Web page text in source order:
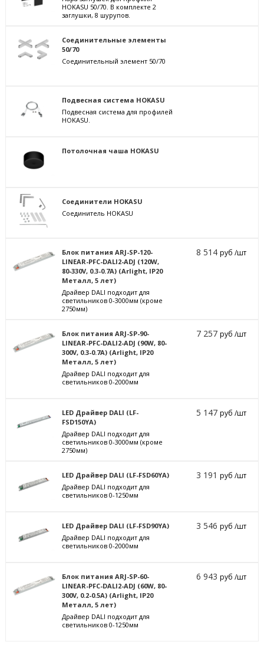
HOKASU 50/70. В комплекте 2
заглушки, 8 шурупов.
Соединительные элементы
50/70
Соединительный элемент 50/70
Подвесная система HOKASU
Подвесная система для профилей
HOKASU.
Потолочная чаша HOKASU
Соединители HOKASU
Соединитель HOKASU
Блок питания ARJ-SP-120-
LINEAR-PFC-DALI2-ADJ (120W,
80-330V, 0.3-0.7A) (Arlight, IP20
Металл, 5 лет)
Драйвер DALI подходит для
светильников 0-3000мм (кроме
2750мм)
8 514руб /шт
Блок питания ARJ-SP-90-
LINEAR-PFC-DALI2-ADJ (90W, 80-
300V, 0.3-0.7A) (Arlight, IP20
Металл, 5 лет)
Драйвер DALI подходит для
светильников 0-2000мм
7 257руб /шт
LED Драйвер DALI (LF-
FSD150YA)
Драйвер DALI подходит для
светильников 0-3000мм (кроме
2750мм)
5 147руб /шт
LED Драйвер DALI (LF-FSD60YA)
Драйвер DALI подходит для
светильников 0-1250мм
3 191руб /шт
LED Драйвер DALI (LF-FSD90YA)
Драйвер DALI подходит для
светильников 0-2000мм
3 546руб /шт
Блок питания ARJ-SP-60-
LINEAR-PFC-DALI2-ADJ (60W, 80-
300V, 0.2-0.5A) (Arlight, IP20
Металл, 5 лет)
Драйвер DALI подходит для
светильников 0-1250мм
6 943руб /шт